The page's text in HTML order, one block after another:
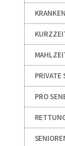
PRIVATE
PRO